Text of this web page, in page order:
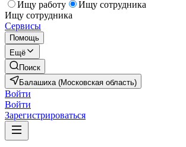
Ищу работу
Ищу сотрудника
Ищу сотрудника
Сервисы
Помощь
Ещё
Поиск
Балашиха (Московская область)
Войти
Войти
Зарегистрироваться